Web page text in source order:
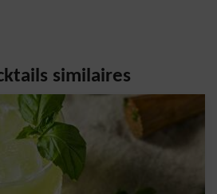
similaires